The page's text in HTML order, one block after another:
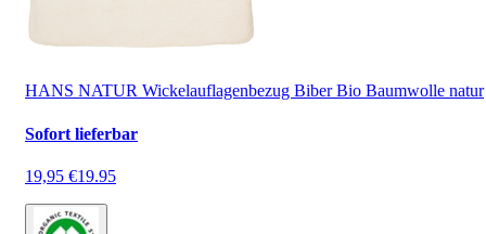
HANS NATUR Wickelauflagenbezug Biber Bio Baumwolle natur
Sofort lieferbar
19,95 €19.95